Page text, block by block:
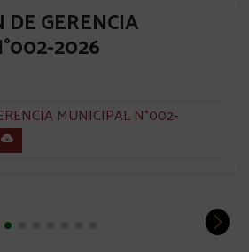
GERENCIA
2026
MUNICIPAL N°002-